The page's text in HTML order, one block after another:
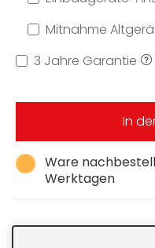
Ware
Werktagen
Mitnahme
3 Jahre Garantie
In